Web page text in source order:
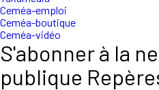
Ceméa-emploi
Ceméa-boutique
Ceméa-vidéo
S'abonner à la
publique